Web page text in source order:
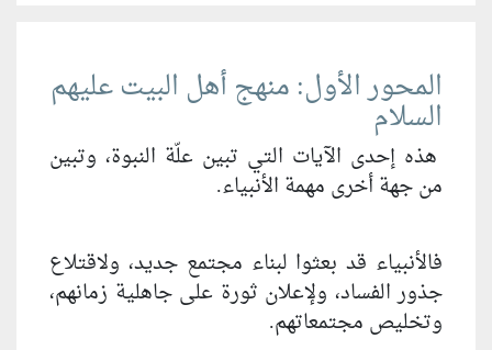
المحور الأول: منهج أهل البيت عليهم
السلام
هذه إحدى الآيات التي تبين علّة النبوة، وتبين
من جهة أخرى مهمة الأنبياء.
فالأنبياء قد بعثوا لبناء مجتمع جديد، ولاقتلاع
جذور الفساد، ولإعلان ثورة على جاهلية زمانهم،
وتخليص مجتمعاتهم.